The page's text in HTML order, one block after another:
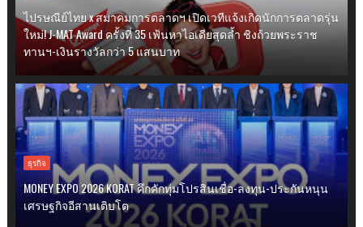
ไปรษณีย์ไทย x สมาคมการตลาดฯ เปิดเวทีแจ้งเกิดนักการตลาดรุ่น
ใหม่! J-MAT Award ครั้งที่ 35 เฟ้นหาไอเดียสุดล้ำ ชิงถ้วยพระราช
ทานฯ-เงินรางวัลกว่า 5 แสนบาท
ธุรกิจ
MONEY EXPO 2026 KORAT คึกคักทุ่มโปรสินเชื่อ-ลงทุน-ประกันหนุน
เศรษฐกิจอีสานเติบโต